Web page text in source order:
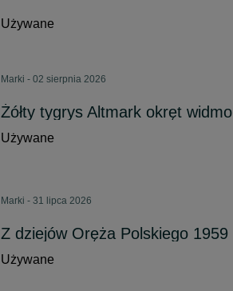
Używane
Marki - 02 sierpnia 2026
Żółty tygrys Altmark okręt widmo
Używane
Marki - 31 lipca 2026
Z dziejów Oręża Polskiego 1959
Używane